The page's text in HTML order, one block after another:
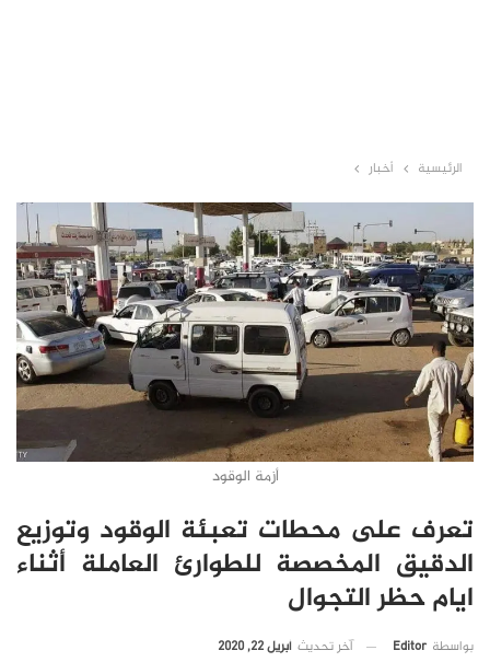
الرئيسية أخبار
أزمة الوقود
تعرف على محطات تعبئة الوقود وتوزيع
الدقيق المخصصة للطوارئ العاملة أثناء
ايام حظر التجوال
بواسطة Editor آخر تحديث أبريل 22, 2020